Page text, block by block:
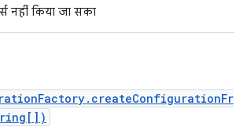
नहीं किया जा सका